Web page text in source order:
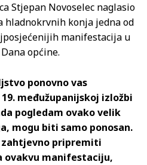
Stjepan Novoselec naglasio
hladnokrvnih konja jedna od
manifestacija u
općine.
ponovno vas
međužupanijskoj izložbi
pogledam ovako velik
mogu biti samo ponosan.
zahtjevno pripremiti
ovakvu manifestaciju,